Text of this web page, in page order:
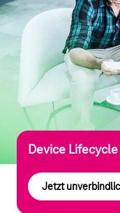
Device
Jetzt